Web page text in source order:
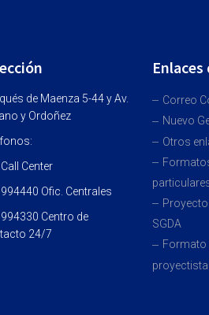
de Maenza 5-44 y Av.
y Ordoñez
Center
Ofic. Centrales
Centro de
24/7
Correo
Nuevo
Otros
SGDA
Formato